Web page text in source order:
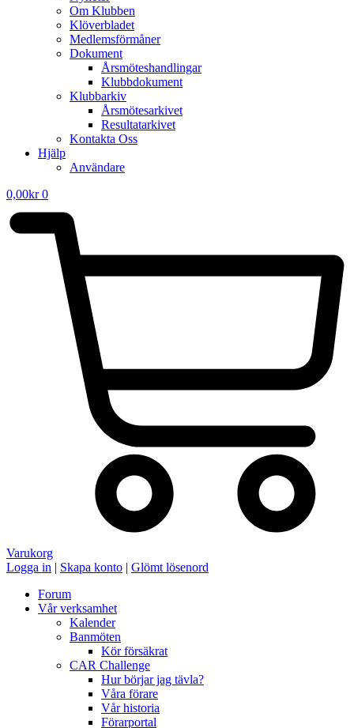
Om Klubben
Klöverbladet
Medlemsförmåner
Dokument
Årsmöteshandlingar
Klubbdokument
Klubbarkiv
Årsmötesarkivet
Resultatarkivet
Kontakta Oss
Hjälp
Användare
0,00kr 0
Varukorg
Logga in | Skapa konto | Glömt lösenord
Forum
Vår verksamhet
Kalender
Banmöten
Kör försäkrat
CAR Challenge
Hur börjar jag tävla?
Våra förare
Vår historia
Förarportal